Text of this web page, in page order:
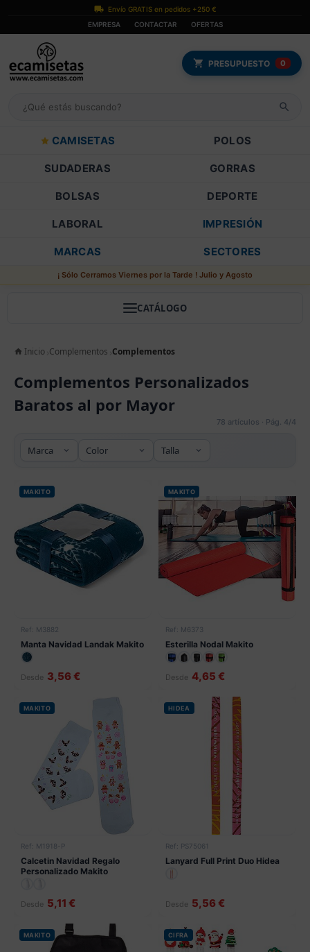
Envío GRATIS en pedidos +250 €
EMPRESA
CONTACTAR OFERTAS
PRESUPUESTO 0
CAMISETAS POLOS
SUDADERAS GORRAS
BOLSAS DEPORTE
LABORAL IMPRESIÓN
MARCAS SECTORES
¡ Sólo Cerramos Viernes por la Tarde ! Julio y Agosto
CATÁLOGO
Inicio Complementos Complementos
Complementos Personalizados
Baratos al por Mayor
78 artículos · Pág. 4/4
MAKITO
Ref: M3882
Manta Navidad Landak Makito
Desde 3,56 €
MAKITO
Ref: M6373
Esterilla Nodal Makito
Desde 4,65 €
MAKITO
Ref: M1918-P
Calcetin Navidad Regalo
Personalizado Makito
Desde 5,11 €
HIDEA
Ref: PS75061
Lanyard Full Print Duo Hidea
Desde 5,56 €
MAKITO CIFRA